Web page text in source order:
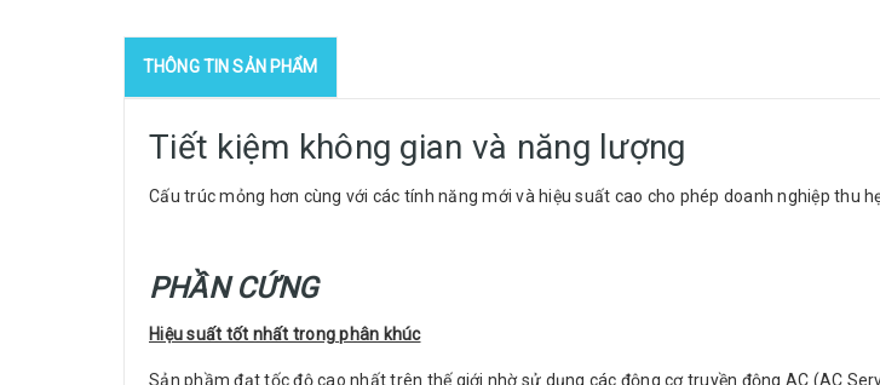
THÔNG TIN SẢN PHẨM
Tiết kiệm không gian và năng lượng
Cấu trúc mỏng hơn cùng với các tính năng mới và hiệu suất cao cho phép doanh nghiệp thu
PHẦN CỨNG
Hiệu suất tốt nhất trong phân khúc
Sản phầm đạt tốc độ cao nhất trên thế giới nhờ sử dụng các động cơ truyền động AC (AC